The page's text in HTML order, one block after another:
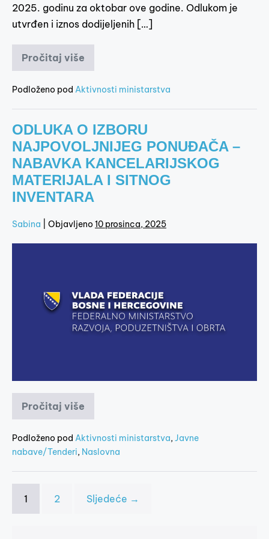
2025. godinu za oktobar ove godine. Odlukom je
utvrđen i iznos dodijeljenih […]
Pročitaj više
Podloženo pod Aktivnosti ministarstva
ODLUKA O IZBORU
NAJPOVOLJNIJEG PONUĐAČA –
NABAVKA KANCELARIJSKOG
MATERIJALA I SITNOG
INVENTARA
Sabina Objavljeno 10 prosinca, 2025
Pročitaj više
Podloženo pod Aktivnosti ministarstva,Javne
nabave/Tenderi, Naslovna
1 2 Sljedeće →